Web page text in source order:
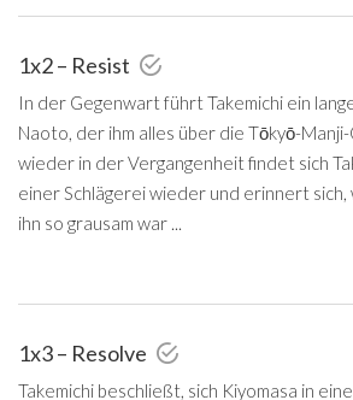
1x2 – Resist
In der Gegenwart führt Takemichi ein
Naoto, der ihm alles über die Tōkyō-
wieder in der Vergangenheit findet sich
einer Schlägerei wieder und erinnert
ihn so grausam war ...
1x3 – Resolve
Takemichi beschließt, sich Kiyomasa in